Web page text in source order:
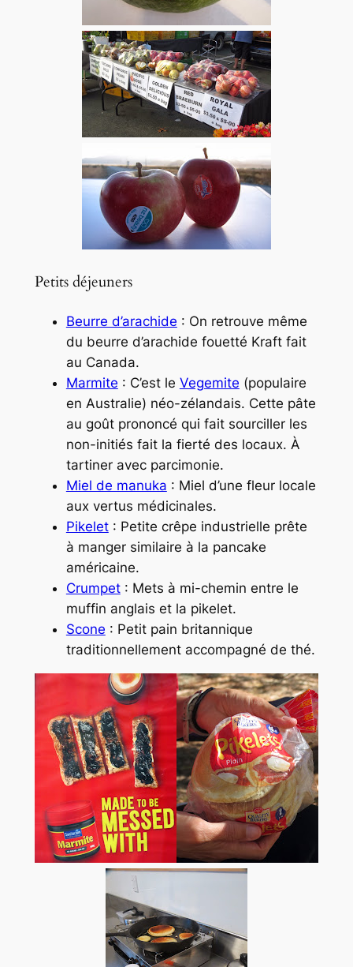
Petits déjeuners
Beurre d’arachide : On retrouve même
du beurre d’arachide fouetté Kraft fait
au Canada.
Marmite : C’est le Vegemite (populaire
en Australie) néo-zélandais. Cette pâte
au goût prononcé qui fait sourciller les
non-initiés fait la fierté des locaux. À
tartiner avec parcimonie.
Miel de manuka : Miel d’une fleur locale
aux vertus médicinales.
Pikelet: Petite crêpe industrielle prête
à manger similaire à la pancake
américaine.
Crumpet: Mets à mi-chemin entre le
muffin anglais et la pikelet.
Scone : Petit pain britannique
traditionnellement accompagné de thé.